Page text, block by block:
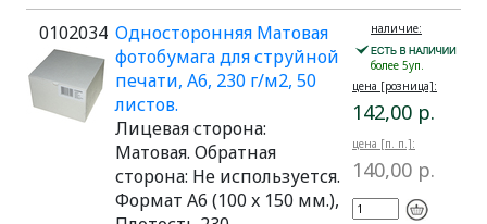
0102034 Односторонняя Матовая
фотобумага для струйной
печати, A6, 230 г/м2, 50
листов.
Лицевая сторона:
Матовая. Обратная
сторона: Не используется.
Формат A6 (100 x 150 мм.),
наличие:
более 5уп.
цена [розница]:
142,00 р.
цена [п. п.]:
140,00 р.